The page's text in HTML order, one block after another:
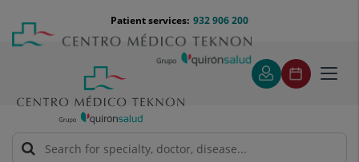
content
Menú
teléfono
cabecera
932 906 200
Patient services: